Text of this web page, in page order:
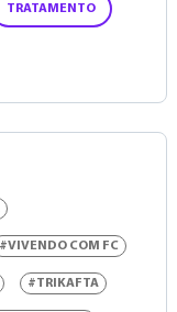
TRATAMENTO
#VIVENDO COM FC
#TRIKAFTA